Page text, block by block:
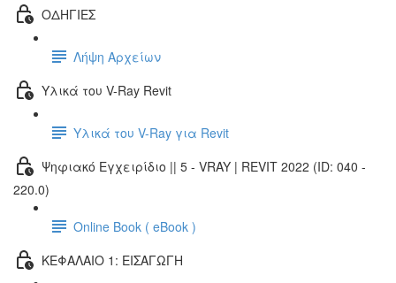
ΟΔΗΓΙΕΣ
Λήψη Αρχείων
Υλικά του V-Ray Revit
Υλικά του V-Ray για Revit
Ψηφιακό Εγχειρίδιο || 5 - VRAY | REVIT 2022 (ID: 040 -
220.0)
Online Book ( eBook )
ΚΕΦΑΛΑΙΟ 1: ΕΙΣΑΓΩΓΗ